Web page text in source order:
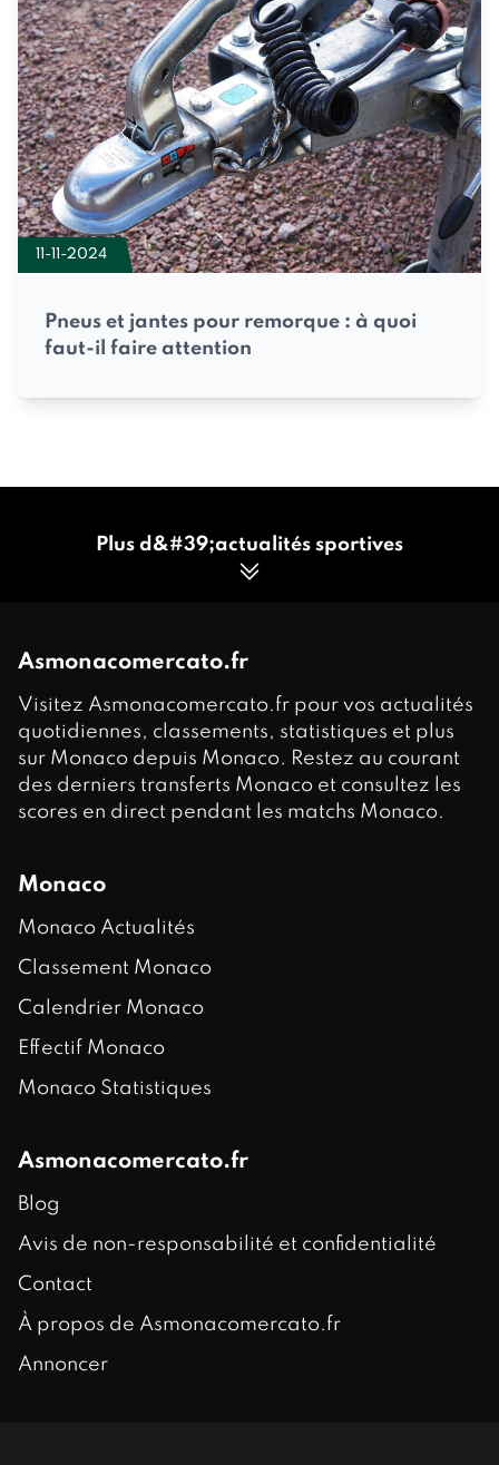
11-11-2024
Pneus et jantes pour remorque : à quoi
faut-il faire attention
Plus d&#39;actualités sportives
Asmonacomercato.fr
Visitez Asmonacomercato.fr pour vos actualités
quotidiennes, classements, statistiques et plus
sur Monaco depuis Monaco. Restez au courant
des derniers transferts Monaco et consultez les
scores en direct pendant les matchs Monaco.
Monaco
Monaco Actualités
Classement Monaco
Calendrier Monaco
Effectif Monaco
Monaco Statistiques
Asmonacomercato.fr
Blog
Avis de non-responsabilité et confidentialité
Contact
À propos de Asmonacomercato.fr
Annoncer